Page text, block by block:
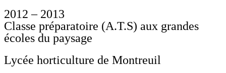
2012 – 2013
Classe préparatoire (A.T.S) aux grandes
écoles du paysage
Lycée horticulture de Montreuil